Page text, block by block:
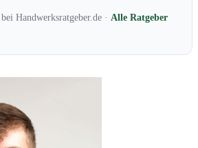
Handwerksratgeber.de · Alle Ratgeber